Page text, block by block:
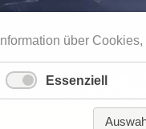
Information über
Essenziell